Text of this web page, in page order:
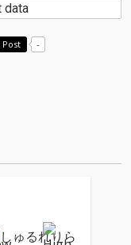
data
Post -